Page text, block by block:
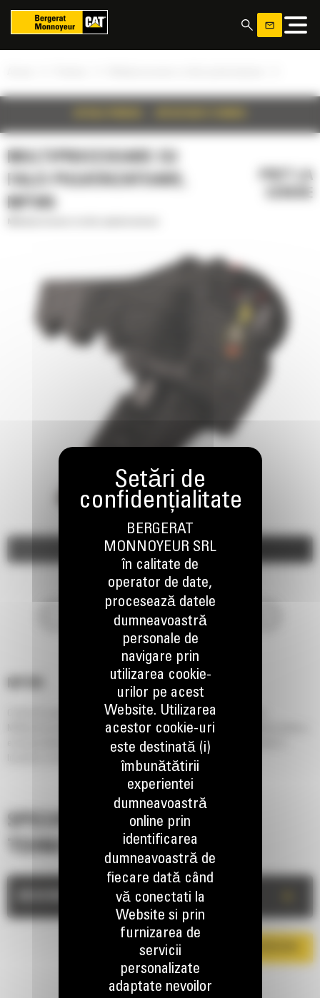
MULTIPROCESOARE CU
FALCI PULVERIZATOARE,
MP345
O forta de rupere mai mare permite executarea unor lucrari mai ample.
Multiprocesoarele Cat sunt compatibile cu diferite falci interschimbabile pentru o
executa multiple sarcini de demolare. Falcile cu montaj rapid sunt ideale in
lucrarile in care nu puteti incetiniti ritmul de lucru.
SPECIFICATII
TEHNICE
Panoul de gestionare a panourilor cookie
BERGERAT
MONNOYEUR SRL
în calitate de
operator de date,
procesează datele
dumneavoastră
personale de
navigare prin
utilizarea cookie-
urilor pe acest
Website. Utilizarea
acestor cookie-uri
este destinată (i)
îmbunătătirii
experientei
dumneavoastră
online prin
identificarea
dumneavoastră de
fiecare dată când
vă conectati la
Website si prin
furnizarea de
servicii
personalizate
adaptate nevoilor